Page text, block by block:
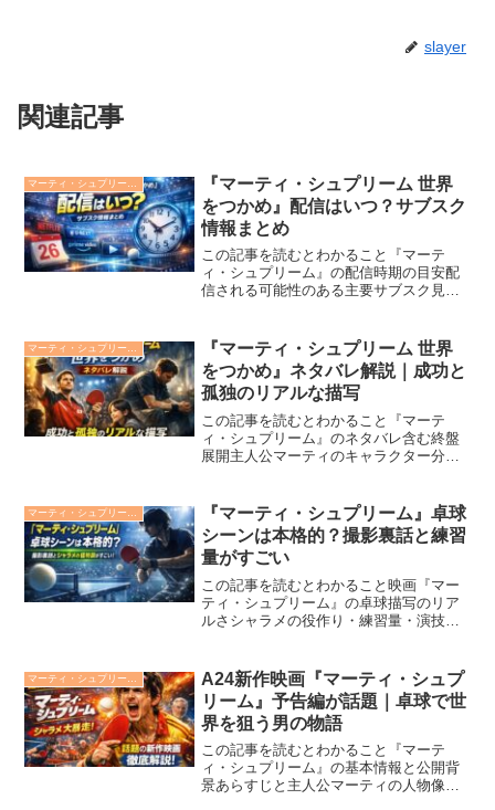
slayer
関連記事
『マーティ・シュプリーム 世界
をつかめ』配信はいつ？サブスク
情報まとめ
この記事を読むとわかること『マーテ
ィ・シュプリーム』の配信時期の目安配
信される可能性のある主要サブスク見放
できるおすすめの視聴準備2026年公開の
話題作『マーティ・...
マーティ・シュプリーム 世界をつかめ
『マーティ・シュプリーム 世界
をつかめ』ネタバレ解説｜成功と
孤独のリアルな描写
この記事を読むとわかること『マーテ
ィ・シュプリーム』のネタバレ含む終盤
展開主人公マーティのキャラクター分
本当のテーマとメッセージ2026年公開予
定の映画『マーティ...
マーティ・シュプリーム 世界をつかめ
『マーティ・シュプリーム』卓球
シーンは本格的？撮影裏話と練習
量がすごい
この記事を読むとわかること映画『マー
ティ・シュプリーム』の卓球描写のリア
ルさシャラメの役作り・練習量・演技の
が物語に与える“感情の説得力”2026年公
開の映画『マーティ...
A24新作映画『マーティ・シュプ
リーム』予告編が話題｜卓球で世
界を狙う男の物語
この記事を読むとわかること『マーテ
ィ・シュプリーム』の基本情報と公開背
景あらすじと主人公マーティの人物像テ